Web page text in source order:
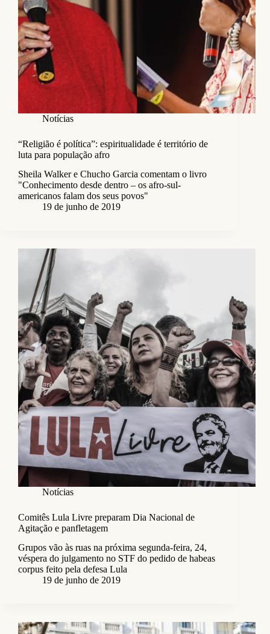
Notícias
“Religião é política”: espiritualidade é território de
luta para população afro
Sheila Walker e Chucho Garcia comentam o livro
"Conhecimento desde dentro – os afro-sul-
americanos falam dos seus povos"
19 de junho de 2019
Notícias
Comitês Lula Livre preparam Dia Nacional de
Agitação e panfletagem
Grupos vão às ruas na próxima segunda-feira, 24,
véspera do julgamento no STF do pedido de habeas
corpus feito pela defesa Lula
19 de junho de 2019